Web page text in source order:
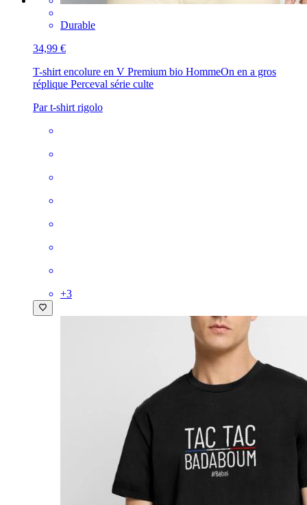
Durable
34,99 €
T-shirt encolure en V Premium bio HommeOn en a gros
réplique Perceval série culte
Par t-shirt rigolo
+3